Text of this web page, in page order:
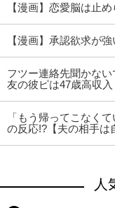
【漫画】恋愛脳は止
【漫画】承認欲求が
フツー連絡先聞かな
友の彼ピは47歳高収入
「もう帰ってこなく
の反応!?【夫の相手は
人